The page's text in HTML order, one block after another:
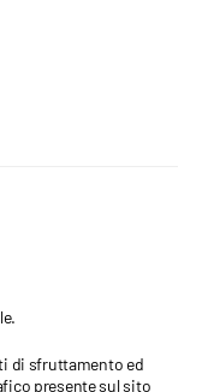
di sfruttamento ed
presente sul sito